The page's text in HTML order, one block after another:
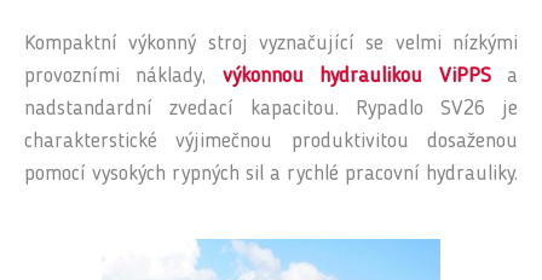
Kompaktní výkonný stroj vyznačující se velmi nízkými
provozními náklady, výkonnou hydraulikou ViPPSa
nadstandardní zvedací kapacitou. Rypadlo SV26 je
charakterstické výjimečnou produktivitou dosaženou
pomocí vysokých rypných sil a rychlé pracovní hydrauliky.